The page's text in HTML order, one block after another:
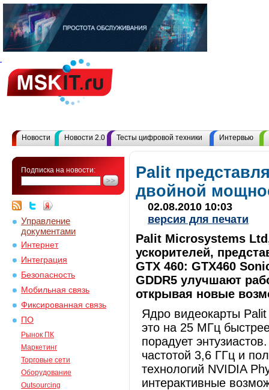
Новости Новости 2.0 Тесты цифровой техники Интервью
Подписка на новости:
Управление
документами
Интернет
Интеграция
Безопасность
Мобильная связь
Фиксированная связь
ПО
Рынок ПК
Маркетинг
Торговые сети
Оборудование
Outsourcing
Palit
двойной
02.08.2010 10:03
версия для печати
Palit Microsystems
ускорителей,
GTX 460: GTX460
GDDR5 улучшают
открывая новые
Ядро видеокарты
это на 25 МГц
порадует
частотой 3,6 ГГц и
технологий NVIDIA
интерактивные